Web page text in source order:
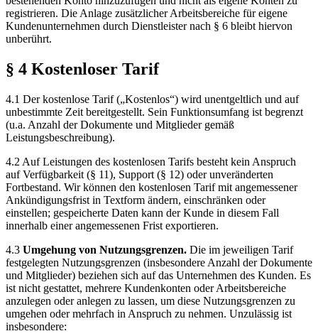
registrieren. Die Anlage zusätzlicher Arbeitsbereiche für eigene
Kundenunternehmen durch Dienstleister nach § 6 bleibt hiervon
unberührt.
§ 4 Kostenloser Tarif
4.1 Der kostenlose Tarif („Kostenlos“) wird unentgeltlich und auf
unbestimmte Zeit bereitgestellt. Sein Funktionsumfang ist begrenzt
(u.a. Anzahl der Dokumente und Mitglieder gemäß
Leistungsbeschreibung).
4.2 Auf Leistungen des kostenlosen Tarifs besteht kein Anspruch
auf Verfügbarkeit (§ 11), Support (§ 12) oder unveränderten
Fortbestand. Wir können den kostenlosen Tarif mit angemessener
Ankündigungsfrist in Textform ändern, einschränken oder
einstellen; gespeicherte Daten kann der Kunde in diesem Fall
innerhalb einer angemessenen Frist exportieren.
4.3 Umgehung von Nutzungsgrenzen. Die im jeweiligen Tarif
festgelegten Nutzungsgrenzen (insbesondere Anzahl der Dokumente
und Mitglieder) beziehen sich auf das Unternehmen des Kunden. Es
ist nicht gestattet, mehrere Kundenkonten oder Arbeitsbereiche
anzulegen oder anlegen zu lassen, um diese Nutzungsgrenzen zu
umgehen oder mehrfach in Anspruch zu nehmen. Unzulässig ist
insbesondere: